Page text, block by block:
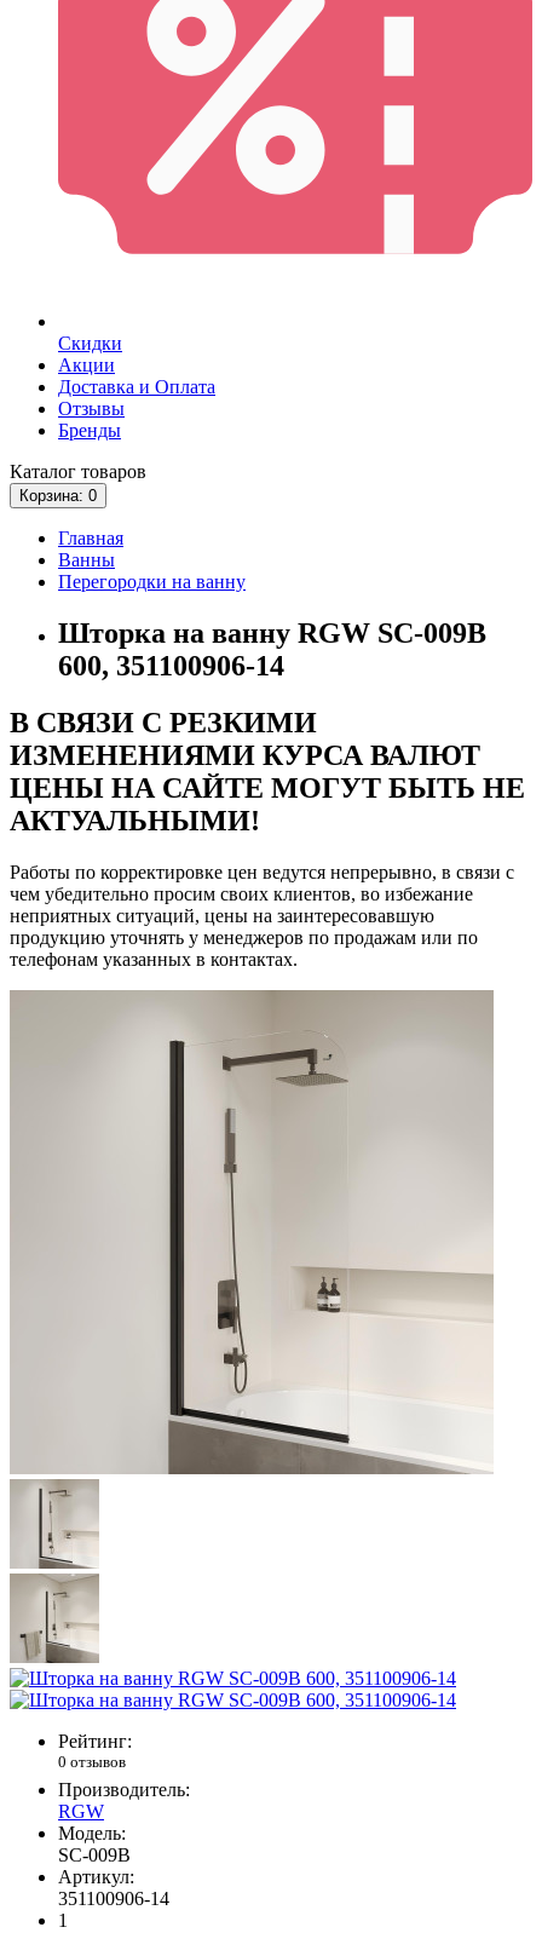
Скидки
Акции
Доставка и Оплата
Отзывы
Бренды
Каталог товаров
Корзина: 0
Главная
Ванны
Перегородки на ванну
Шторка на ванну RGW SC-009B
600, 351100906-14
В СВЯЗИ С РЕЗКИМИ
ИЗМЕНЕНИЯМИ КУРСА ВАЛЮТ
ЦЕНЫ НА САЙТЕ МОГУТ БЫТЬ НЕ
АКТУАЛЬНЫМИ!
Работы по корректировке цен ведутся непрерывно, в связи с
чем убедительно просим своих клиентов, во избежание
неприятных ситуаций, цены на заинтересовавшую
продукцию уточнять у менеджеров по продажам или по
телефонам указанных в контактах.
Рейтинг:
0 отзывов
Производитель:
RGW
Модель:
SC-009B
Артикул:
351100906-14
1